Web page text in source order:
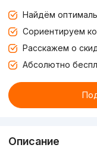
Найдём
Сориентируем
Расскажем о
Абсолютно
Описание